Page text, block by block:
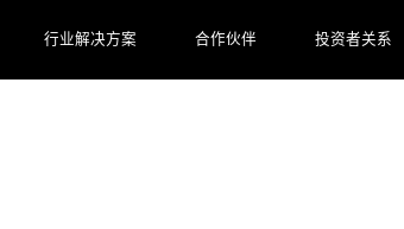
行业解决方案 合作伙伴 投资者关系